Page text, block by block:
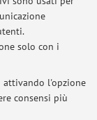
solo con i
attivando l'opzione
consensi più
Ambientale e
mappa